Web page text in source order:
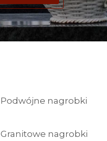
Podwójne nagrobki
Granitowe nagrobki